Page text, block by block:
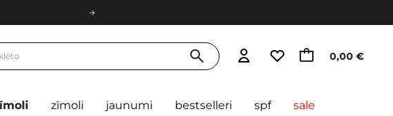
0,00 €
zīmoli jaunumi bestselleri spf sale